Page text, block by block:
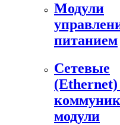
Модули
питанием
Сетевые
модули